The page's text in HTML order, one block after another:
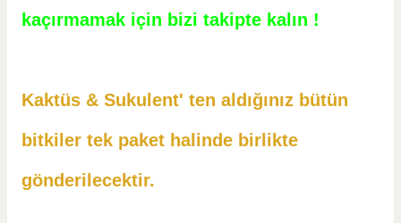
kaçırmamak için bizi takipte kalın !
Kaktüs & Sukulent' ten aldığınız bütün
bitkiler tek paket halinde birlikte
gönderilecektir.